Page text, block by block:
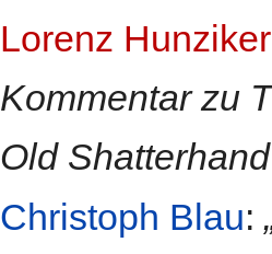
Lorenz Hunziker
Kommentar zu
Old
Christoph Blau: